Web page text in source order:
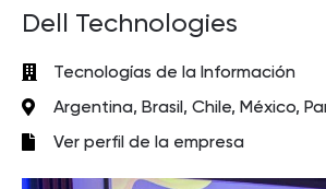
Dell Technologies
Tecnologías de la Información
Argentina, Brasil, Chile, México,
Ver perfil de la empresa